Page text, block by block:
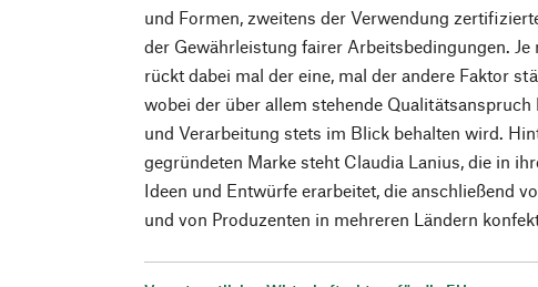
und Formen, zweitens der Verwendung
der Gewährleistung fairer Arbeitsbedingungen.
rückt dabei mal der eine, mal der andere Faktor
wobei der über allem stehende
und Verarbeitung stets im Blick behalten wird.
gegründeten Marke steht Claudia Lanius, die in
Ideen und Entwürfe erarbeitet, die anschließend
und von Produzenten in mehreren Ländern